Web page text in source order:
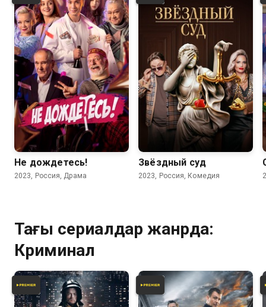
5.6
Не дождетесь!
2023, Россия, Драма
5.4
Звёздный суд
2023, Россия, Комедия
Тағы сериалдар жанрда:
Криминал